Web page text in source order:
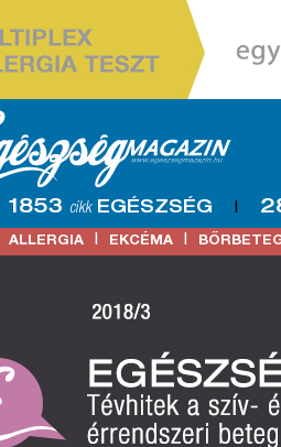
1853 cikk EGÉSZSÉG |
ALLERGIA | EKCÉMA |